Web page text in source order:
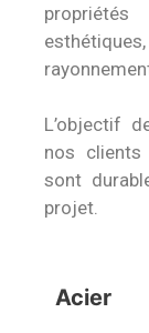
propriétés
L’objectif
nos clients
sont
projet.
Acier